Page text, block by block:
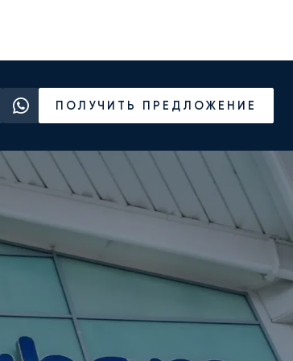
ПОЛУЧИТЬ ПРЕДЛОЖЕНИЕ